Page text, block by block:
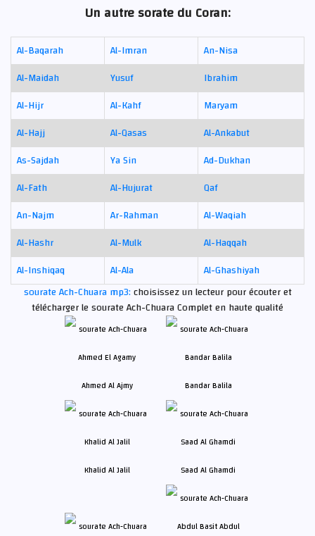
Un autre sorate du Coran:
Al-Baqarah Al-Imran
An-Nisa
Al-Maidah
Yusuf
Ibrahim
Al-Hijr
Al-Kahf
Maryam
Al-Hajj
Al-Qasas
Al-Ankabut
As-Sajdah
Ya Sin
Ad-Dukhan
Al-Fath
Al-Hujurat
Qaf
An-Najm
Ar-Rahman
Al-Waqiah
Al-Hashr
Al-Mulk
Al-Haqqah
Al-Inshiqaq
Al-Ala
Al-Ghashiyah
sourate Ach-Chuara mp3:choisissez un lecteur pour écouter et
télécharger le sourate Ach-Chuara Complet en haute qualité
Ahmed Al Ajmy Bandar Balila
Khalid Al Jalil Saad Al Ghamdi